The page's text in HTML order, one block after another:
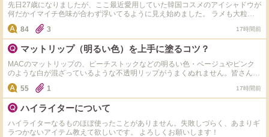
先日27歳になりましたが、ここ最近愛用していた韓国コスメのアイシャドウが
何だかイマイチ色味が合わず浮いてるように見え始めました。 ラメも大粒だ
とギラギラしすぎるし、マットだとくすんで見える…… アイラインもマット
ブラックで引いてたラインが徐々に何だかしっくり来ないようなそんな感覚で
す（т-т） そろそろ年齢的にもコスメ全体の総入れ替え時期が来てしまったよ
うです。 皆様おすすめのアイライナー、アイシャドウを教えていただけたら
お願いいたします（т-т）
84 3 17時間前
マットリップ（明るい色）を上手に塗るコツ？
MACのマットリップの、ピーチストックなどの明るい色・ベージュやピンク
のような白が混ざっているような不透明リップがうまくぬれません。皆さんぱ
ぱっと塗ってきれいに発色しますか？ 自分は元の唇が赤いのと、皮むけ・た
てじわが出やすいこともあって、ぱぱっと塗ると透けてムラになったり、透け
ないようにたっぷりぬると皮や皺にたまってムラになります。 MACのリップ
下地を使ってもあんまり変わらない…。 同じようなお悩みの方、解決した方
55 1 17時間前
ハイライターについて
ハイライターなるものほぼ使ったことがありません。失敗しづらく、あまりギ
ラつかないアイテム教えて欲しいです。 よろしくお願いします！